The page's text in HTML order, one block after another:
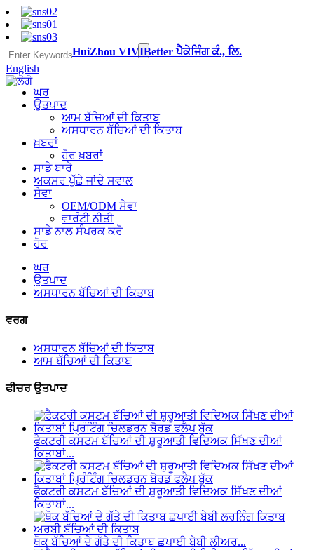
English
HuiZhou VIVIBetter ਪੈਕੇਜਿੰਗ ਕੰ., ਲਿ.
ਘਰ
ਉਤਪਾਦ
ਆਮ ਬੱਚਿਆਂ ਦੀ ਕਿਤਾਬ
ਅਸਧਾਰਨ ਬੱਚਿਆਂ ਦੀ ਕਿਤਾਬ
ਖ਼ਬਰਾਂ
ਹੋਰ ਖ਼ਬਰਾਂ
ਸਾਡੇ ਬਾਰੇ
ਅਕਸਰ ਪੁੱਛੇ ਜਾਂਦੇ ਸਵਾਲ
ਸੇਵਾ
OEM/ODM ਸੇਵਾ
ਵਾਰੰਟੀ ਨੀਤੀ
ਸਾਡੇ ਨਾਲ ਸੰਪਰਕ ਕਰੋ
ਹੋਰ
ਘਰ
ਉਤਪਾਦ
ਅਸਧਾਰਨ ਬੱਚਿਆਂ ਦੀ ਕਿਤਾਬ
ਵਰਗ
ਅਸਧਾਰਨ ਬੱਚਿਆਂ ਦੀ ਕਿਤਾਬ
ਆਮ ਬੱਚਿਆਂ ਦੀ ਕਿਤਾਬ
ਫੀਚਰ ਉਤਪਾਦ
ਫੈਕਟਰੀ ਕਸਟਮ ਬੱਚਿਆਂ ਦੀ ਸ਼ੁਰੂਆਤੀ ਵਿਦਿਅਕ ਸਿੱਖਣ ਦੀਆਂ
ਕਿਤਾਬਾਂ...
ਫੈਕਟਰੀ ਕਸਟਮ ਬੱਚਿਆਂ ਦੀ ਸ਼ੁਰੂਆਤੀ ਵਿਦਿਅਕ ਸਿੱਖਣ ਦੀਆਂ
ਕਿਤਾਬਾਂ...
ਥੋਕ ਬੱਚਿਆਂ ਦੇ ਗੱਤੇ ਦੀ ਕਿਤਾਬ ਛਪਾਈ ਬੇਬੀ ਲੀਅਰ...